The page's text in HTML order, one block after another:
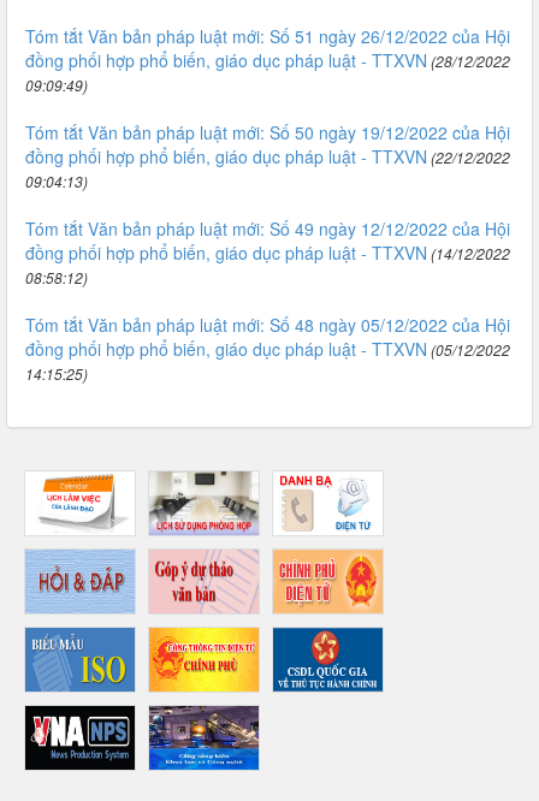
Tóm tắt Văn bản pháp luật mới: Số 51 ngày 26/12/2022 của Hội
đồng phối hợp phổ biến, giáo dục pháp luật - TTXVN (28/12/2022
09:09:49)
Tóm tắt Văn bản pháp luật mới: Số 50 ngày 19/12/2022 của Hội
đồng phối hợp phổ biến, giáo dục pháp luật - TTXVN (22/12/2022
09:04:13)
Tóm tắt Văn bản pháp luật mới: Số 49 ngày 12/12/2022 của Hội
đồng phối hợp phổ biến, giáo dục pháp luật - TTXVN (14/12/2022
08:58:12)
Tóm tắt Văn bản pháp luật mới: Số 48 ngày 05/12/2022 của Hội
đồng phối hợp phổ biến, giáo dục pháp luật - TTXVN (05/12/2022
14:15:25)